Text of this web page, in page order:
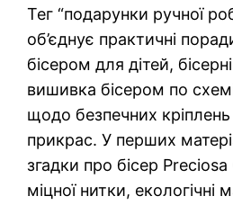
Тег “подарунки ручної
об’єднує практичні
бісером для дітей, бісерні
вишивка бісером по
щодо безпечних
прикрас. У перших
згадки про бісер Preciosa
міцної нитки, екологічні